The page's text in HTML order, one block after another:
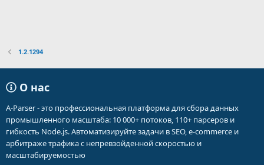
1.2.1294
О нас
A-Parser - это профессиональная платформа для сбора данных
промышленного масштаба: 10 000+ потоков, 110+ парсеров и
гибкость Node.js. Автоматизируйте задачи в SEO, e-commerce и
арбитраже трафика с непревзойденной скоростью и
масштабируемостью